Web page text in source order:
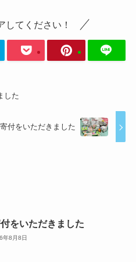
してください！
した
付をいただきました
をいただきました
年8月8日